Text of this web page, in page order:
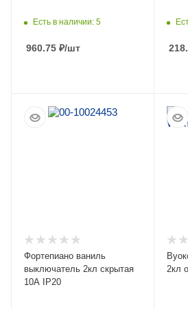
Есть в наличии: 5
960.75 ₽/шт
ПОДРОБНЕЕ
Фортепиано ваниль
выключатель 2кл скрытая
10А IP20
2кл